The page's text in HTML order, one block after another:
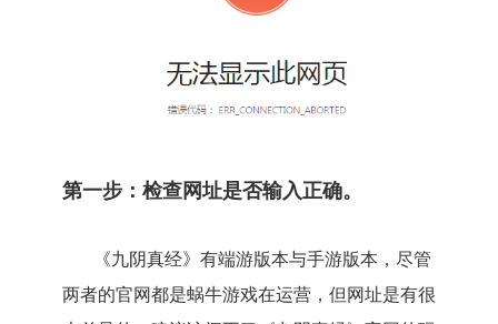
第一步：检查网址是否输入正确。
《九阴真经》有端游版本与手游版本，尽管
两者的官网都是蜗牛游戏在运营，但网址是有很